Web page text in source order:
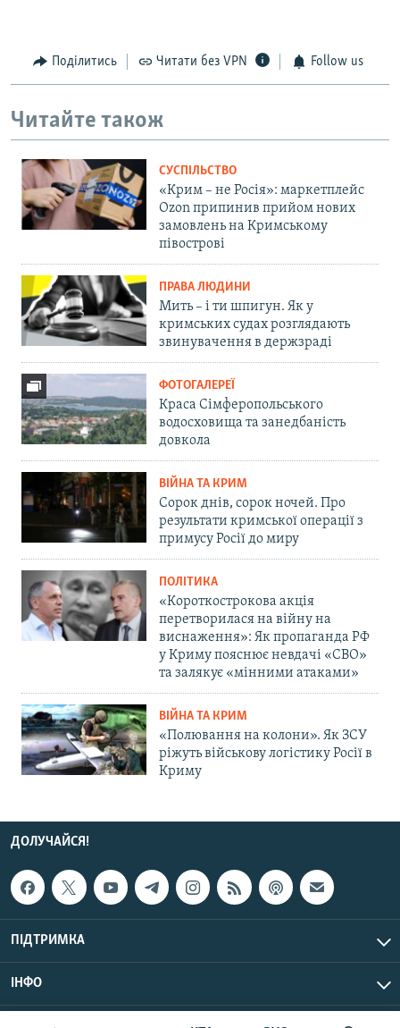
Поділитись Читати без VPN Follow us
Читайте також
СУСПІЛЬСТВО
«Крим – не Росія»: маркетплейс
Ozon припинив прийом нових
замовлень на Кримському
півострові
ПРАВА ЛЮДИНИ
Мить – і ти шпигун. Як у
кримських судах розглядають
звинувачення в держзраді
ФОТОГАЛЕРЕЇ
Краса Сімферопольського
водосховища та занедбаність
довкола
ВІЙНА ТА КРИМ
Сорок днів, сорок ночей. Про
результати кримської операції з
примусу Росії до миру
ПОЛІТИКА
«Короткострокова акція
перетворилася на війну на
виснаження»: Як пропаганда РФ
у Криму пояснює невдачі «СВО»
та залякує «мінними атаками»
ВІЙНА ТА КРИМ
«Полювання на колони». Як ЗСУ
ріжуть військову логістику Росії в
Криму
ДОЛУЧАЙСЯ!
ПІДТРИМКА
ІНФО